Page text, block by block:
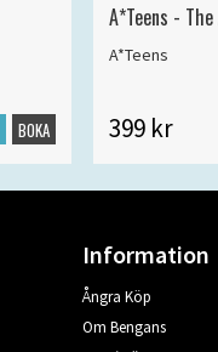
BOKA
A*Teens -
A*Teens
399 kr
Information
Ångra Köp
Om Bengans